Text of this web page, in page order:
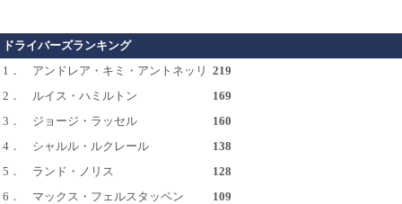
ドライバーズランキング
1．
アンドレア・キミ・アントネッリ 219
2．
ルイス・ハミルトン
169
3．
ジョージ・ラッセル
160
4．
シャルル・ルクレール
138
5．
ランド・ノリス
128
6．
マックス・フェルスタッペン
109